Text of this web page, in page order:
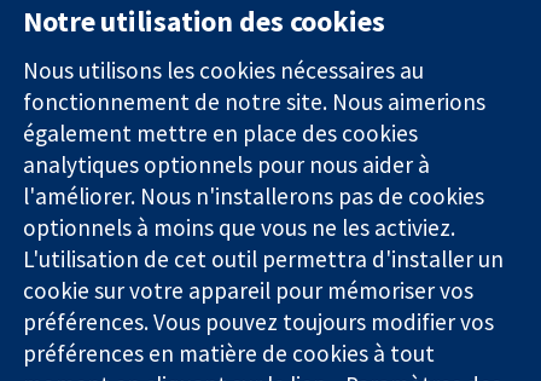
Des données
probantes.
Des décisions
éclairées.
Une meilleure
santé.
11-13 Cavendish
Square
Londres
W1G0AN
Royaume-Uni
nous
Actualités
Service de
presse
Qui sommes-
nous
Offres
d'emploi
Library
Notre utilisation des cookies
Nous utilisons les cookies nécessaires au
fonctionnement de notre site. Nous aimerions
également mettre en place des cookies
analytiques optionnels pour nous aider à
l'améliorer. Nous n'installerons pas de cookies
optionnels à moins que vous ne les activiez.
L'utilisation de cet outil permettra d'installer un
cookie sur votre appareil pour mémoriser vos
préférences. Vous pouvez toujours modifier vos
préférences en matière de cookies à tout